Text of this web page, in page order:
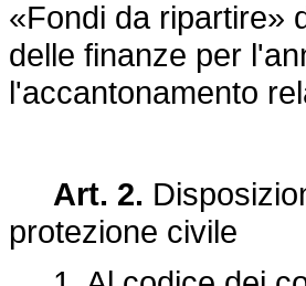
«Fondi da ripartire»
delle finanze per
l'accantonamento
Art. 2.
protezione civile